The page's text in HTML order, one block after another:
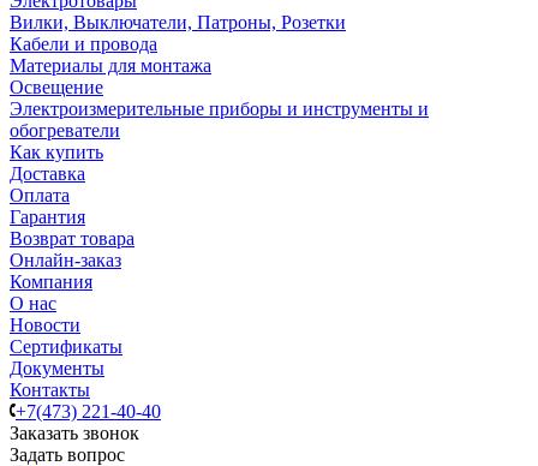
Вилки, Выключатели, Патроны, Розетки
Кабели и провода
Материалы для монтажа
Освещение
Электроизмерительные приборы и инструменты и
обогреватели
Как купить
Доставка
Оплата
Гарантия
Возврат товара
Онлайн-заказ
Компания
О нас
Новости
Сертификаты
Документы
Контакты
+7(473) 221-40-40
Заказать звонок
Задать вопрос